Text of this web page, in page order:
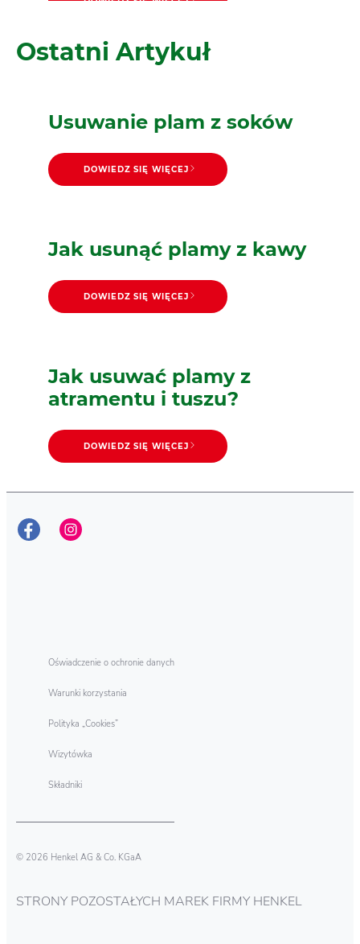
Universal
Color
Ostatni Artykuł
Usuwanie plam z soków
DOWIEDZ SIĘ WIĘCEJ
Jak usunąć plamy z kawy
DOWIEDZ SIĘ WIĘCEJ
Jak usuwać plamy z
atramentu i tuszu?
DOWIEDZ SIĘ WIĘCEJ
Oświadczenie o ochronie danych
Warunki korzystania
Polityka „Cookies”
Wizytówka
Składniki
© 2026 Henkel AG & Co. KGaA
STRONY POZOSTAŁYCH MAREK FIRMY HENKEL